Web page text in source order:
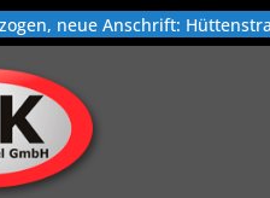
neue Anschrift: